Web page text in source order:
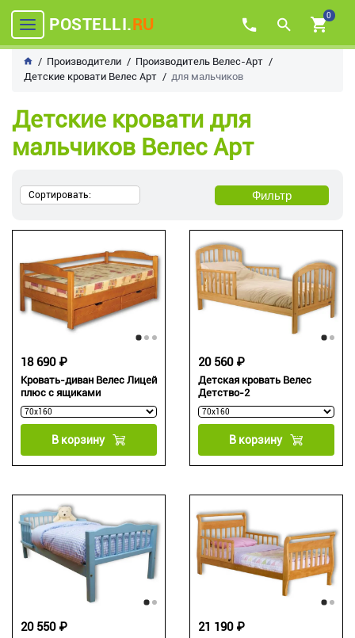
POSTELLI.RU 0
Производители
Производитель Велес-Арт
Детские кровати Велес Арт
для мальчиков
Детские кровати для
мальчиков Велес Арт
Сортировать: Фильтр
Кровать-диван Велес Лицей
плюс с ящиками
18 690 ₽
В корзину
Детская кровать Велес
Детство-2
20 560 ₽
В корзину
20 550 ₽ 21 190 ₽